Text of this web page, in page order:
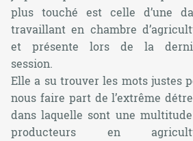
plus touché est celle d’une
travaillant en chambre
et présente lors de la
session.
Elle a su trouver les mots justes
nous faire part de l’extrême
dans laquelle sont une
producteurs en